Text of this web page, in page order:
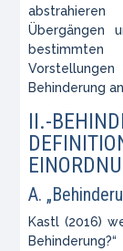
Übergängen
Behinderung
II.-
A.
Kastl (2016)
Behinderung?“